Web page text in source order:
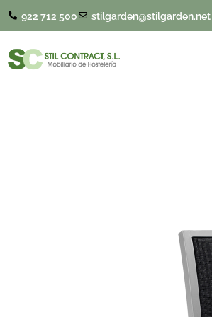
922 712 500 stilgarden@stilgarden.net